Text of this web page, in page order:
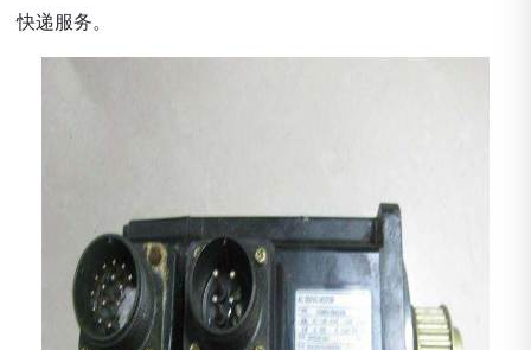
快递服务。